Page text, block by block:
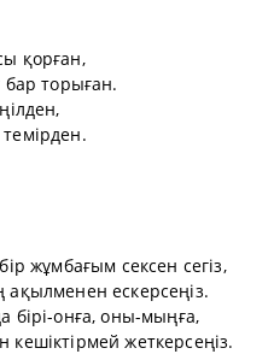
қорған,
бар торыған.
жұмбағым сексен сегіз,
ақылменен ескерсеңіз.
бірі-онға, оны-мыңға,
кешіктірмей жеткерсеңіз.